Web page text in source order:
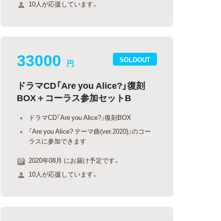
10人が応援しています。
SOLDOUT
33000 円
ドラマCD「Are you Alice?」復刻
BOX＋コーラス参加セットB
ドラマCD「Are you Alice?」復刻BOX
「Are you Alice? テーマ曲(ver.2020)」のコー
ラスに参加できます
2020年08月 にお届け予定です。
10人が応援しています。